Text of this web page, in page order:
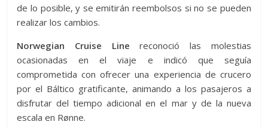
de lo posible, y se emitirán reembolsos si no se pueden
realizar los cambios.
Norwegian Cruise Line reconoció las molestias
ocasionadas en el viaje e indicó que seguía
comprometida con ofrecer una experiencia de crucero
por el Báltico gratificante, animando a los pasajeros a
disfrutar del tiempo adicional en el mar y de la nueva
escala en Rønne.